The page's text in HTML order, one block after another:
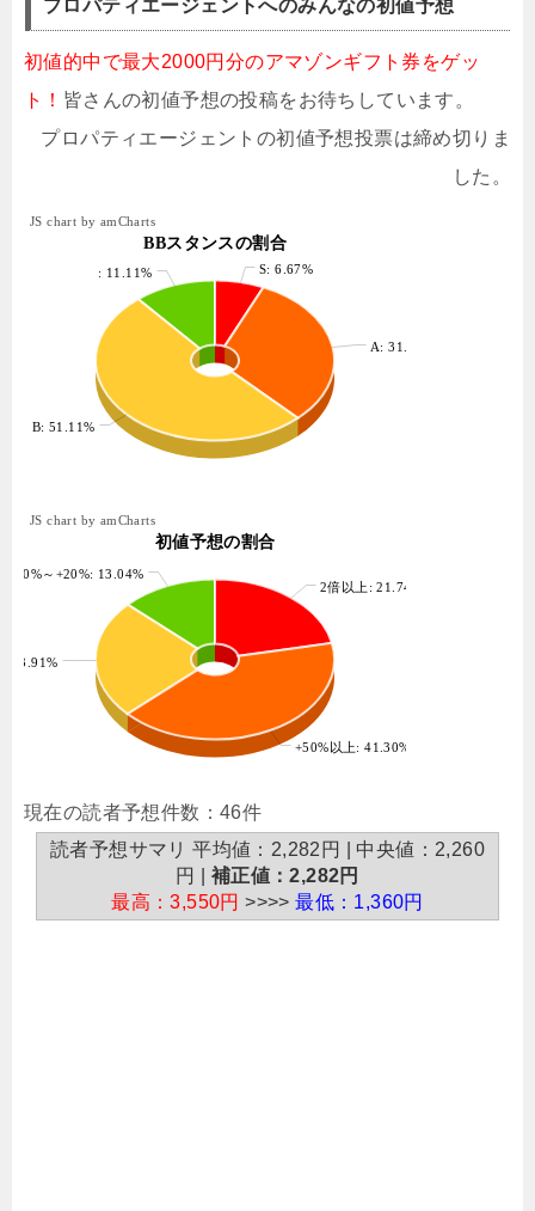
プロパティエージェントへのみんなの初値予想
初値的中で最大2000円分のアマゾンギフト券をゲッ
ト！ 皆さんの初値予想の投稿をお待ちしています。
プロパティエージェントの初値予想投票は締め切りま
した。
: 11.11% S: 6.67%
A: 31.11%
B: 51.11%
BBスタンスの割合
JS chart by amCharts
-20%～+20%: 13.04%
: 23.91%
2倍以上: 21.74%
+50%以上: 41.30%
初値予想の割合
JS chart by amCharts
現在の読者予想件数：46件
読者予想サマリ 平均値：2,282円 | 中央値：2,260
円 | 補正値：2,282円
最高：3,550円 >>>>最低：1,360円